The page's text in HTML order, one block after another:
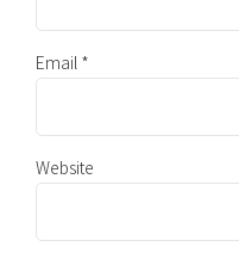
Email *
Website